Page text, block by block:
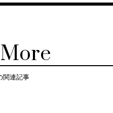
関連記事